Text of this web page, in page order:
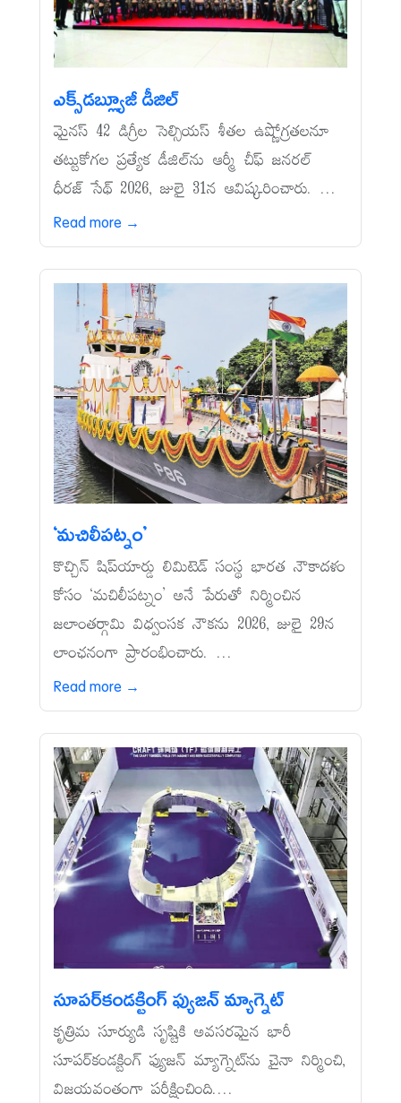
ఎక్స్‌డబ్ల్యూజీ డీజిల్‌
మైనస్‌ 42 డిగ్రీల సెల్సియస్‌ శీతల ఉష్ణోగ్రతలనూ
తట్టుకోగల ప్రత్యేక డీజిల్‌ను ఆర్మీ చీఫ్‌ జనరల్‌
ధీరజ్‌ సేథ్‌ 2026, జులై 31న ఆవిష్కరించారు. ...
Read more →
‘మచిలీపట్నం’
కొచ్చిన్‌ షిప్‌యార్డు లిమిటెడ్‌ సంస్థ భారత నౌకాదళం
కోసం ‘మచిలీపట్నం’ అనే పేరుతో నిర్మించిన
జలాంతర్గామి విధ్వంసక నౌకను 2026, జులై 29న
లాంఛనంగా ప్రారంభించారు. ...
Read more →
సూపర్‌కండక్టింగ్‌ ఫ్యుజన్‌ మ్యాగ్నెట్‌
కృత్రిమ సూర్యుడి సృష్టికి అవసరమైన భారీ
సూపర్‌కండక్టింగ్‌ ఫ్యుజన్‌ మ్యాగ్నెట్‌ను చైనా నిర్మించి,
విజయవంతంగా పరీక్షించింది....